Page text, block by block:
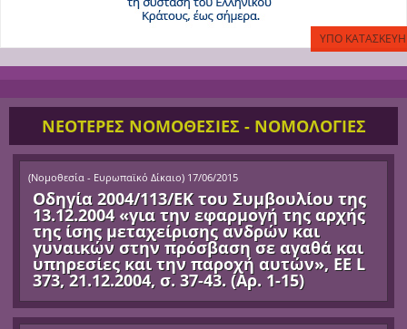
ΝΕΟΤΕΡΕΣ ΝΟΜΟΘΕΣΙΕΣ - ΝΟΜΟΛΟΓΙΕΣ
(Νομοθεσία - Ευρωπαϊκό Δίκαιο) 17/06/2015
Οδηγία 2004/113/ΕΚ του Συμβουλίου της
13.12.2004 «για την εφαρμογή της αρχής
της ίσης μεταχείρισης ανδρών και
γυναικών στην πρόσβαση σε αγαθά και
υπηρεσίες και την παροχή αυτών», ΕΕ L
373, 21.12.2004, σ. 37-43. (Αρ. 1-15)